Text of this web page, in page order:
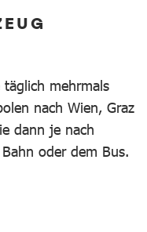
mehrmals
nach Wien, Graz
dann je nach
oder dem Bus.